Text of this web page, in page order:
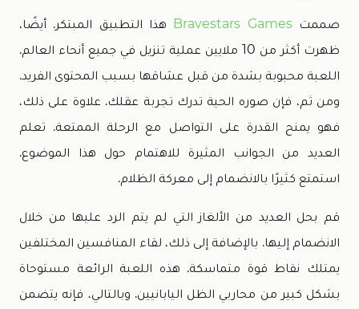
صممتBravestars Games هذا التطبيق المبتكر. أيضًا،
ظهرت أكثر من 10 ملايين عملية تنزيل في جميع أنحاء العالم.
اللعبة محبوبة بشدة من قبل عشاقها بسبب المحتوى الفريد.
ومن ثم، فإن صوره الحية تدرك تجربة عقلك. علاوة على ذلك،
فهو يمنح القدرة على التواصل مع الرحلة الممتعة. تعلم
العديد من الجوانب المثيرة للاهتمام حول هذا الموضوع.
استمتع كثيرًا بالانضمام إلى معركة الظلام.
قم بحل العديد من الألغاز التي لم يتم الرد عليها من خلال
الانضمام إليها. بالإضافة إلى ذلك، لقاء المنافسين المختلفين
يمتلك نقاط قوة متماسكة. هذه اللعبة الرائعة مستوحاة
بشكل كبير من محاربي الظل اليابانيين. وبالتالي، فإنه يتضمن